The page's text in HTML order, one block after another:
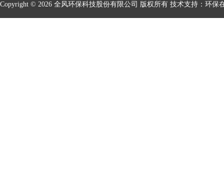
Copyright © 2026 全风环保科技股份有限公司 版权所有 技术支持： 环保